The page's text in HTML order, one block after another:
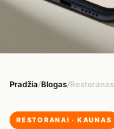
Pradžia/Blogas/
RESTORANAI · KAUNAS